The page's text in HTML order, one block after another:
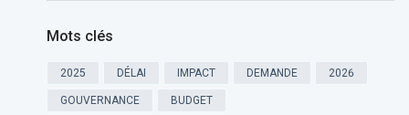
Mots clés
2025 DÉLAI IMPACT DEMANDE 2026
GOUVERNANCE BUDGET